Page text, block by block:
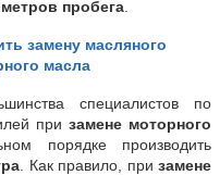
пробега
замену масляного
масла
специалистов по
при замене моторного
порядке производить
. Как правило, при замене